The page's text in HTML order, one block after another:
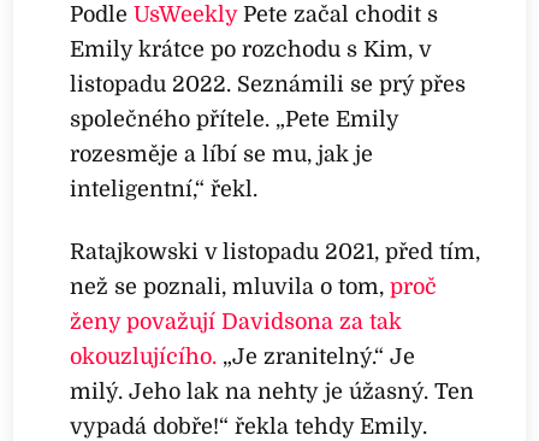
PodleUsWeeklyPete začal chodit s
Emily krátce po rozchodu s Kim, v
listopadu 2022. Seznámili se prý přes
společného přítele. „Pete Emily
rozesměje a líbí se mu, jak je
inteligentní,“ řekl.
Ratajkowski v listopadu 2021, před tím,
než se poznali, mluvila o tom,proč
ženy považují Davidsona za tak
okouzlujícího. „Je zranitelný.“ Je
milý. Jeho lak na nehty je úžasný. Ten
vypadá dobře!“ řekla tehdy Emily.